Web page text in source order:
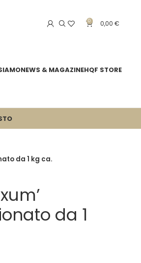
0 0,00€
NEWS & MAGAZINEHQF STORE
da 1 kg ca.
da 1